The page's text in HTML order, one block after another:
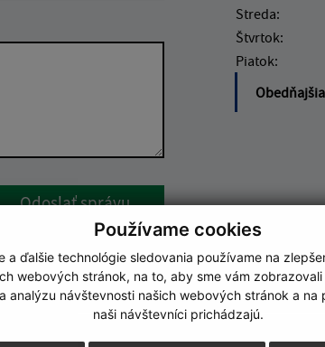
Používame cookies
a ďalšie technológie sledovania používame na
webových stránok, na to, aby sme vám
analýzu návštevnosti našich webových stránok a na
naši návštevníci prichádzajú.
Google reCaptcha
Odoslať správu
Streda:
Štvrtok:
Piatok: